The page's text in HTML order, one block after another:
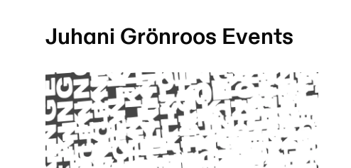
Juhani Grönroos Events